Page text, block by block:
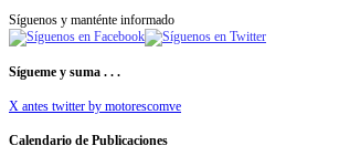
Síguenos y manténte informado
Sígueme y suma . . .
X antes twitter by motorescomve
Calendario de Publicaciones